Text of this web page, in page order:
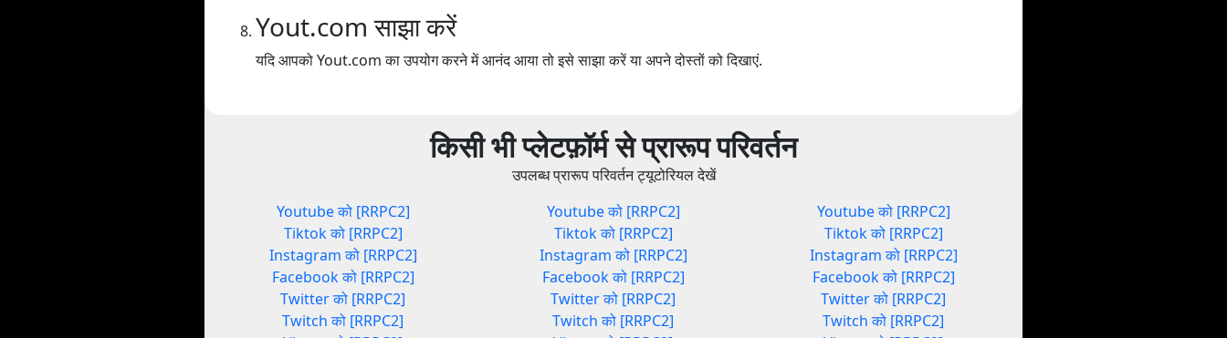
Yout.com साझा करें
यदि आपको Yout.com का उपयोग करने में आनंद आया तो इसे साझा करें या अपने दोस्तों को दिखाएं.
किसी भी प्लेटफ़ॉर्म से प्रारूप परिवर्तन
उपलब्ध प्रारूप परिवर्तन ट्यूटोरियल देखें
Youtube को [RRPC2]
Tiktok को [RRPC2]
Instagram को [RRPC2]
Facebook को [RRPC2]
Twitter को [RRPC2]
Twitch को [RRPC2]
Youtube को [RRPC2]
Tiktok को [RRPC2]
Instagram को [RRPC2]
Facebook को [RRPC2]
Twitter को [RRPC2]
Twitch को [RRPC2]
Youtube को [RRPC2]
Tiktok को [RRPC2]
Instagram को [RRPC2]
Facebook को [RRPC2]
Twitter को [RRPC2]
Twitch को [RRPC2]